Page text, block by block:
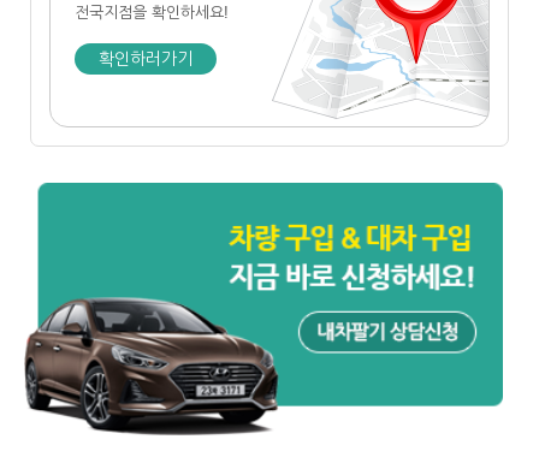
전국지점을 확인하세요!
확인하러가기